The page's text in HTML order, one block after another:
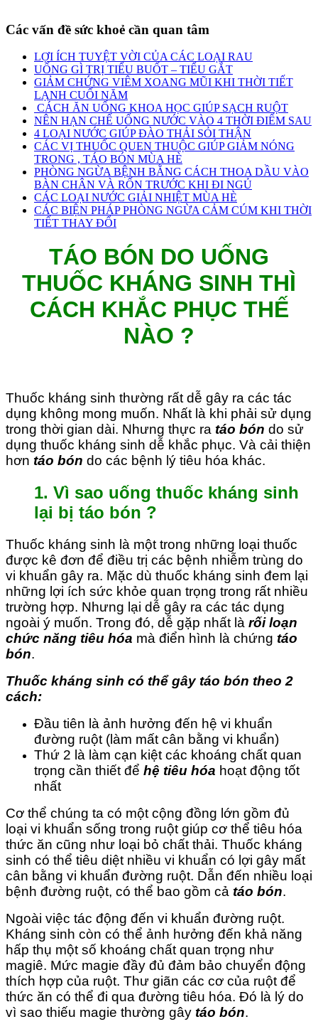
Các vấn đề sức khoẻ cần quan tâm
LỢI ÍCH TUYỆT VỜI CỦA CÁC LOẠI RAU
UỐNG GÌ TRỊ TIỂU BUỐT – TIỂU GẮT
GIẢM CHỨNG VIÊM XOANG MŨI KHI THỜI TIẾT
LẠNH CUỐI NĂM
CÁCH ĂN UỐNG KHOA HỌC GIÚP SẠCH RUỘT
NÊN HẠN CHẾ UỐNG NƯỚC VÀO 4 THỜI ĐIỂM SAU
4 LOẠI NƯỚC GIÚP ĐÀO THẢI SỎI THẬN
CÁC VỊ THUỐC QUEN THUỘC GIÚP GIẢM NÓNG
TRONG , TÁO BÓN MÙA HÈ
PHÒNG NGỪA BỆNH BẰNG CÁCH THOA DẦU VÀO
BÀN CHÂN VÀ RỐN TRƯỚC KHI ĐI NGỦ
CÁC LOẠI NƯỚC GIẢI NHIỆT MÙA HÈ
CÁC BIỆN PHÁP PHÒNG NGỪA CẢM CÚM KHI THỜI
TIẾT THAY ĐỔI
TÁO BÓN DO UỐNG
THUỐC KHÁNG SINH THÌ
CÁCH KHẮC PHỤC THẾ
NÀO ?
Thuốc kháng sinh thường rất dễ gây ra các tác
dụng không mong muốn. Nhất là khi phải sử dụng
trong thời gian dài. Nhưng thực ra táo bón do sử
dụng thuốc kháng sinh dễ khắc phục. Và cải thiện
hơn táo bón do các bệnh lý tiêu hóa khác.
1. Vì sao uống thuốc kháng sinh
lại bị táo bón ?
Thuốc kháng sinh là một trong những loại thuốc
được kê đơn để điều trị các bệnh nhiễm trùng do
vi khuẩn gây ra. Mặc dù thuốc kháng sinh đem lại
những lợi ích sức khỏe quan trọng trong rất nhiều
trường hợp. Nhưng lại dễ gây ra các tác dụng
ngoài ý muốn. Trong đó, dễ gặp nhất là rối loạn
chức năng tiêu hóa mà điển hình là chứng táo
bón.
Thuốc kháng sinh có thể gây táo bón theo 2
cách:
Đầu tiên là ảnh hưởng đến hệ vi khuẩn
đường ruột (làm mất cân bằng vi khuẩn)
Thứ 2 là làm cạn kiệt các khoáng chất quan
trọng cần thiết để hệ tiêu hóa hoạt động tốt
nhất
Cơ thể chúng ta có một cộng đồng lớn gồm đủ
loại vi khuẩn sống trong ruột giúp cơ thể tiêu hóa
thức ăn cũng như loại bỏ chất thải. Thuốc kháng
sinh có thể tiêu diệt nhiều vi khuẩn có lợi gây mất
cân bằng vi khuẩn đường ruột. Dẫn đến nhiều loại
bệnh đường ruột, có thể bao gồm cả táo bón.
Ngoài việc tác động đến vi khuẩn đường ruột.
Kháng sinh còn có thể ảnh hưởng đến khả năng
hấp thụ một số khoáng chất quan trọng như
magiê. Mức magie đầy đủ đảm bảo chuyển động
thích hợp của ruột. Thư giãn các cơ của ruột để
thức ăn có thể đi qua đường tiêu hóa. Đó là lý do
vì sao thiếu magie thường gây táo bón.